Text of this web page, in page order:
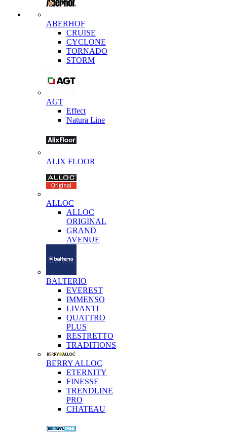
ABERHOF
CRUISE
CYCLONE
TORNADO
STORM
AGT
Effect
Natura Line
ALIX FLOOR
ALLOC
ALLOC
ORIGINAL
GRAND
AVENUE
BALTERIO
EVEREST
IMMENSO
LIVANTI
QUATTRO
PLUS
RESTRETTO
TRADITIONS
BERRY ALLOC
ETERNITY
FINESSE
TRENDLINE
PRO
CHATEAU